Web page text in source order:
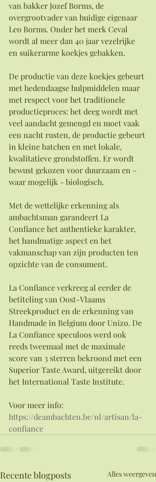
van bakker Jozef Borms, de
overgrootvader van huidige eigenaar
Leo Borms. Onder het merk Ceval
wordt al meer dan 40 jaar vezelrijke
en suikerarme koekjes gebakken.
De productie van deze koekjes gebeurt
met hedendaagse hulpmiddelen maar
met respect voor het traditionele
productieproces: het deeg wordt met
veel aandacht gemengd en moet vaak
een nacht rusten, de productie gebeurt
in kleine batchen en met lokale,
kwalitatieve grondstoffen. Er wordt
bewust gekozen voor duurzaam en -
waar mogelijk - biologisch.
Met de wettelijke erkenning als
ambachtsman garandeert La
Confiance het authentieke karakter,
het handmatige aspect en het
vakmanschap van zijn producten ten
opzichte van de consument.
La Confiance verkreeg al eerder de
betiteling van Oost-Vlaams
Streekproduct en de erkenning van
Handmade in Belgium door Unizo. De
La Confiance speculoos werd ook
reeds tweemaal met de maximale
score van 3 sterren bekroond met een
Superior Taste Award, uitgereikt door
het International Taste Institute.
Voor meer info:
https://deambachten.be/nl/artisan/la-
confiance
Recente blogposts Alles weergeven